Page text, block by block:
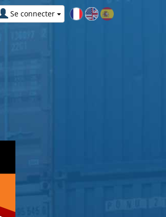
Se connecter